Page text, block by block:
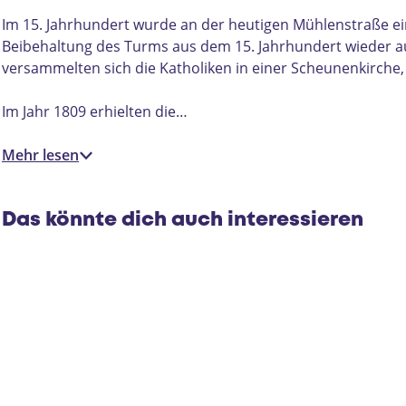
i
r
c
e
l
K
i
c
e
Im 15. Jahrhundert wurde an der heutigen Mühlenstraße
Beibehaltung des Turms aus dem 15. Jahrhundert wieder
versammelten sich die Katholiken in einer
Im Jahr 1809 erhielten die…
Mehr lesen
Das könnte dich auch interessieren